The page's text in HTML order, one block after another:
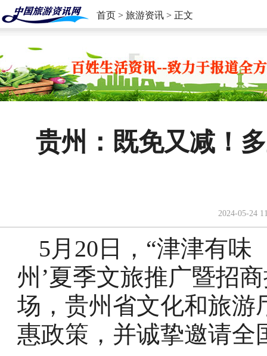
首页 > 旅游资讯 > 正文
贵州：既免又减！
2024-05-24
5月20日，“津津有
州’夏季文旅推广暨招
场，贵州省文化和旅游
惠政策，并诚挚邀请全